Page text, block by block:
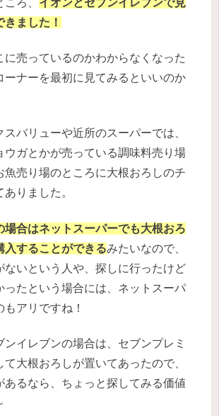
ました！
に売っているのかわからなくなった
ーナーを最初に見てみるといいのか
バリューや近所のスーパーでは、
ウガとかが売っている調味料売り場
魚売り場のところに大根おろしのチ
りました。
場合はネットスーパーでも大根おろ
入することができるみたいなので、
ないという人や、探しに行ったけど
ったという場合には、ネットスーパ
アリですね！
ンイレブンの場合は、セブンプレミ
大根おろしが置いてあったので、
あるなら、ちょっと探してみる価値